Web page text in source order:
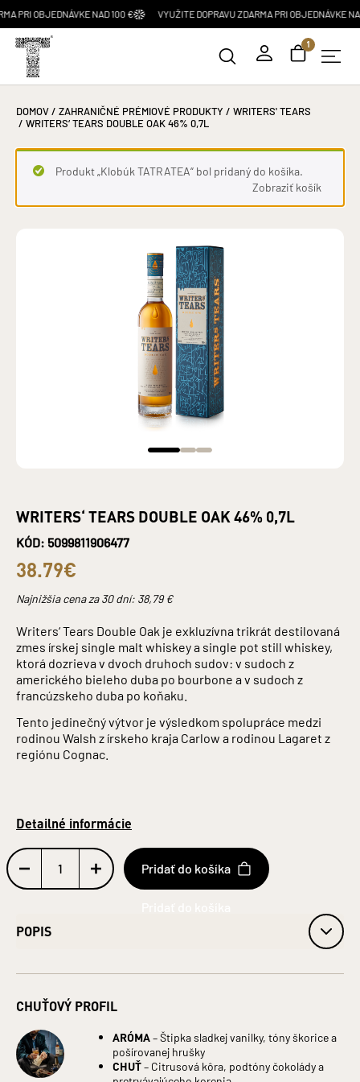
OBJEDNÁVKE NAD 100 € VYUŽITE DOPRAVU ZDARMA PRI OBJEDNÁVKE NAD
1
DOMOV/ ZAHRANIČNÉ PRÉMIOVÉ PRODUKTY / WRITERS' TEARS
/ WRITERS‘ TEARS DOUBLE OAK 46% 0,7L
Produkt „Klobúk TATRATEA“ bol pridaný do košíka.
Zobraziť košík
WRITERS‘ TEARS DOUBLE OAK 46% 0,7L
KÓD: 5099811906477
38.79€
Najnižšia cena za 30 dní: 38,79€
Writers‘ Tears Double Oak je exkluzívna trikrát destilovaná
zmes írskej single malt whiskey a single pot still whiskey,
ktorá dozrieva v dvoch druhoch sudov: v sudoch z
amerického bieleho duba po bourbone a v sudoch z
francúzskeho duba po koňaku.
Tento jedinečný výtvor je výsledkom spolupráce medzi
rodinou Walsh z írskeho kraja Carlow a rodinou Lagaret z
regiónu Cognac.
Detailné informácie
Pridať do košíka
POPIS
Značka: Writers' Tears
Obsah alkoholu: 46 %
Druh alkoholu: Whiskey
Fľaša: Sklo
Krabica: Papier
CHUŤOVÝ PROFIL
ARÓMA – Štipka sladkej vanilky, tóny škorice a
pošírovanej hrušky
CHUŤ– Citrusová kôra, podtóny čokolády a